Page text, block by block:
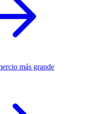
más grande